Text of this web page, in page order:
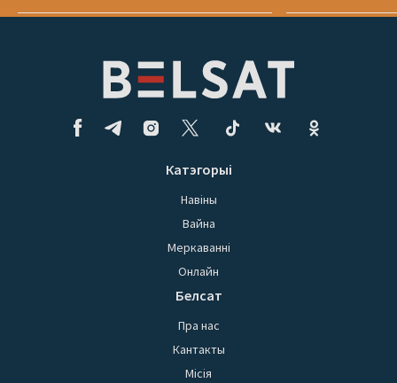
Катэгорыі
Навіны
Вайна
Меркаванні
Онлайн
Белсат
Пра нас
Кантакты
Місія